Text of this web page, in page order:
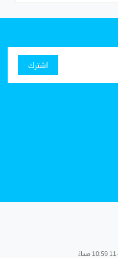
اشترك